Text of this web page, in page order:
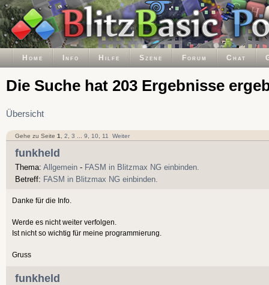
Home Info Hilfe Szene Forum Chat
Die Suche hat 203 Ergebnisse
Übersicht
Gehe zu Seite 1 2 3 9 10 11 Weiter
funkheld
Thema: Allgemein - FASM in Blitzmax NG einbinden.
Betreff: FASM in Blitzmax NG einbinden.
Danke für die Info.
Werde es nicht weiter verfolgen.
Ist nicht so wichtig für meine programmierung.
Gruss
funkheld